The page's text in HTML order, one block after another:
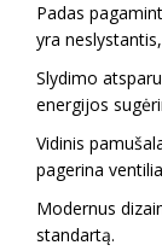
Padas
yra
Slydimo
energijos
Vidinis
pagerina
Modernus
standartą.